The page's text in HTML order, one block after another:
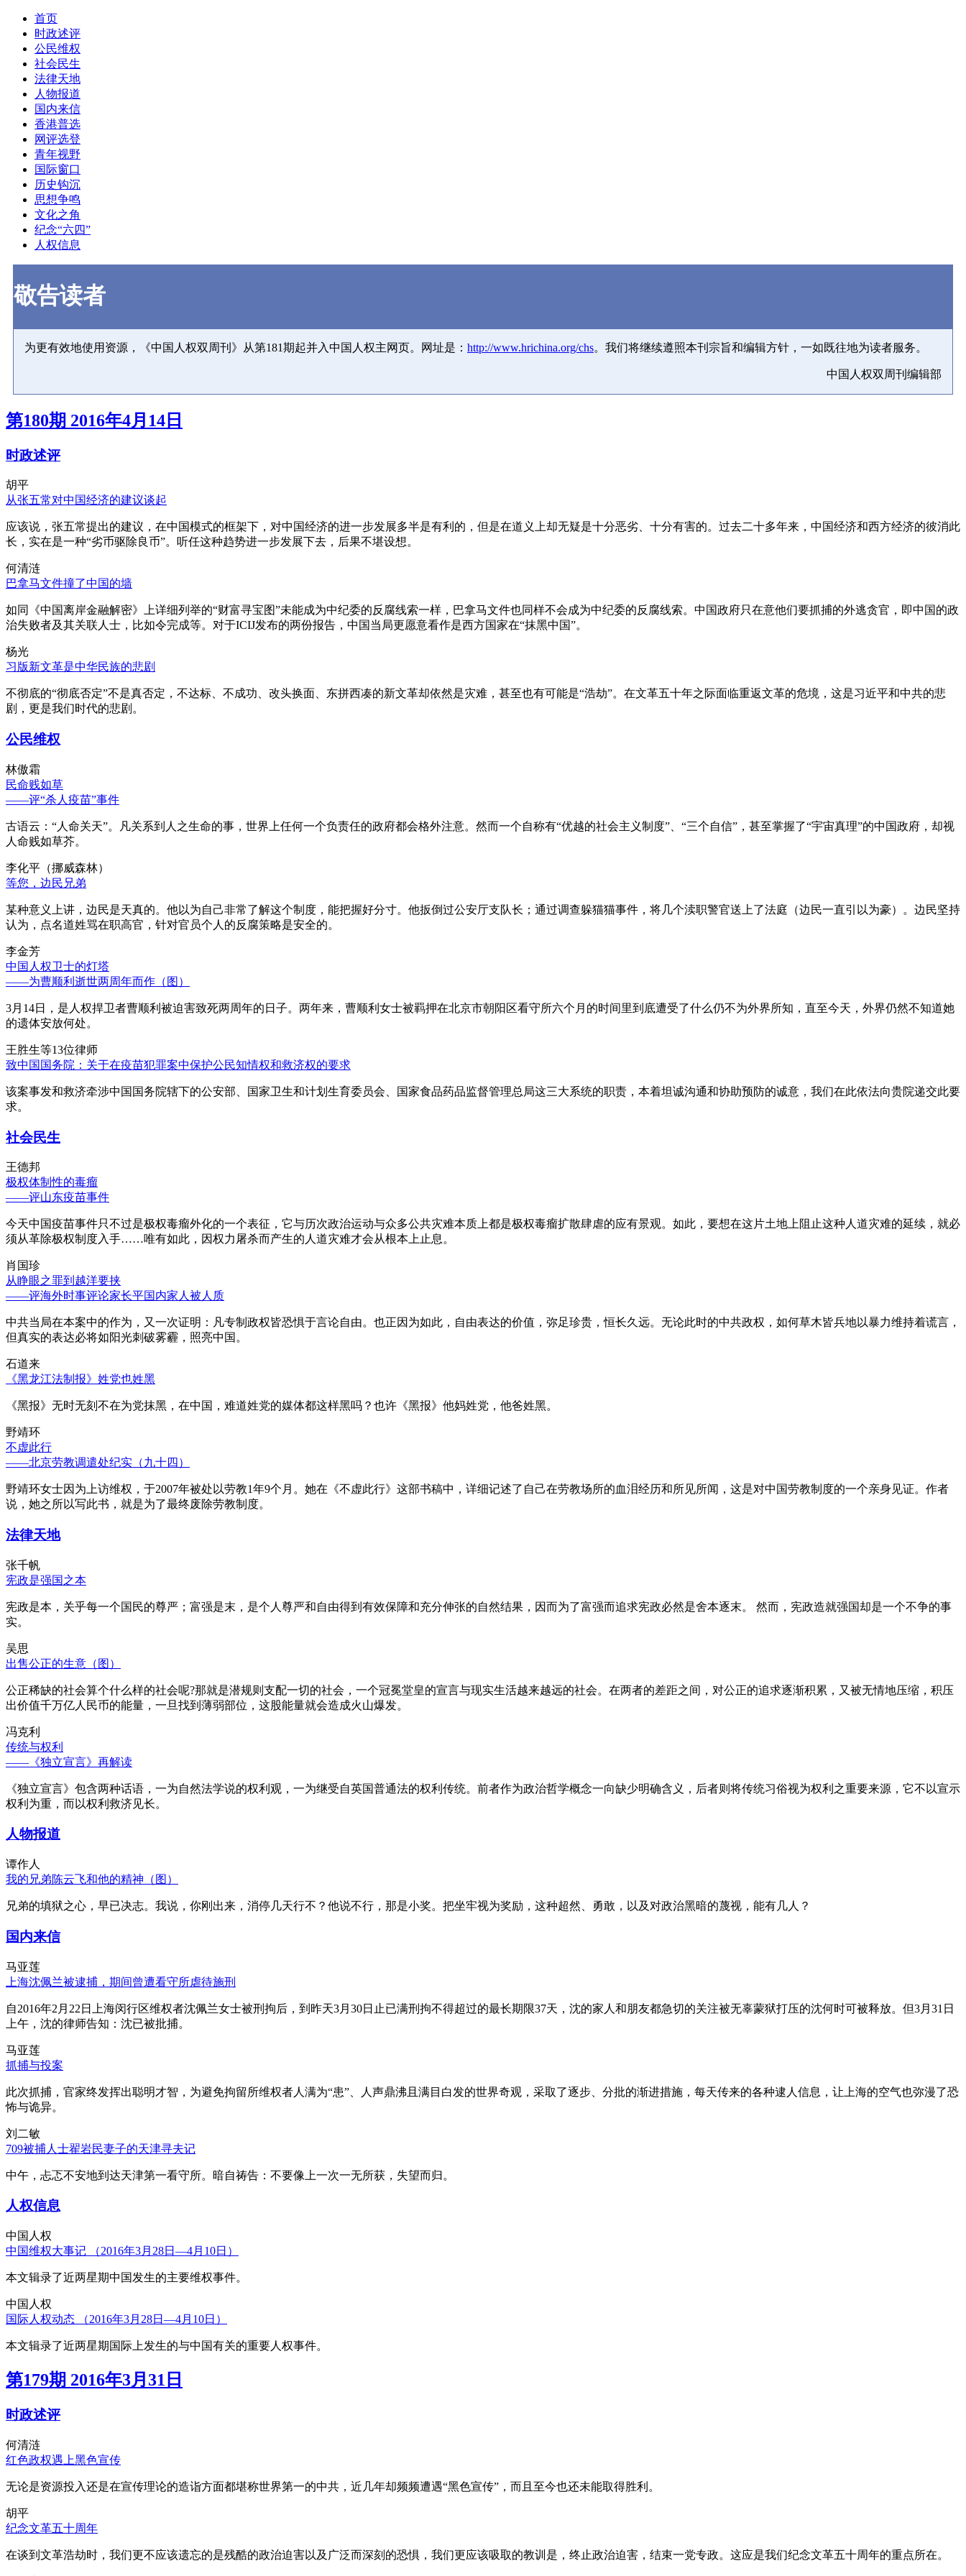
首页
时政述评
公民维权
社会民生
法律天地
人物报道
国内来信
香港普选
网评选登
青年视野
国际窗口
历史钩沉
思想争鸣
文化之角
纪念“六四”
人权信息
敬告读者
为更有效地使用资源，《中国人权双周刊》从第181期起并入中国人权主网页。网址是： http://www.hrichina.org/chs。我们将继续遵照本刊宗旨和编辑方针，一如既往地为读者服务。
中国人权双周刊编辑部
第180期 2016年4月14日
时政述评
胡平
从张五常对中国经济的建议谈起
应该说，张五常提出的建议，在中国模式的框架下，对中国经济的进一步发展多半是有利的，但是在道义上却无疑是十分恶劣、十分有害的。过去二十多年来，中国经济和西方经济的彼消此
长，实在是一种“劣币驱除良币”。听任这种趋势进一步发展下去，后果不堪设想。
何清涟
巴拿马文件撞了中国的墙
如同《中国离岸金融解密》上详细列举的“财富寻宝图”未能成为中纪委的反腐线索一样，巴拿马文件也同样不会成为中纪委的反腐线索。中国政府只在意他们要抓捕的外逃贪官，即中国的政
治失败者及其关联人士，比如令完成等。对于ICIJ发布的两份报告，中国当局更愿意看作是西方国家在“抹黑中国”。
杨光
习版新文革是中华民族的悲剧
不彻底的“彻底否定”不是真否定，不达标、不成功、改头换面、东拼西凑的新文革却依然是灾难，甚至也有可能是“浩劫”。在文革五十年之际面临重返文革的危境，这是习近平和中共的悲
剧，更是我们时代的悲剧。
公民维权
林傲霜
民命贱如草
——评“杀人疫苗”事件
古语云：“人命关天”。凡关系到人之生命的事，世界上任何一个负责任的政府都会格外注意。然而一个自称有“优越的社会主义制度”、“三个自信”，甚至掌握了“宇宙真理”的中国政府，却视
人命贱如草芥。
李化平（挪威森林）
等您，边民兄弟
某种意义上讲，边民是天真的。他以为自己非常了解这个制度，能把握好分寸。他扳倒过公安厅支队长；通过调查躲猫猫事件，将几个渎职警官送上了法庭（边民一直引以为豪）。边民坚持
认为，点名道姓骂在职高官，针对官员个人的反腐策略是安全的。
李金芳
中国人权卫士的灯塔
——为曹顺利逝世两周年而作（图）
3月14日，是人权捍卫者曹顺利被迫害致死两周年的日子。两年来，曹顺利女士被羁押在北京市朝阳区看守所六个月的时间里到底遭受了什么仍不为外界所知，直至今天，外界仍然不知道她
的遗体安放何处。
王胜生等13位律师
致中国国务院：关于在疫苗犯罪案中保护公民知情权和救济权的要求
该案事发和救济牵涉中国国务院辖下的公安部、国家卫生和计划生育委员会、国家食品药品监督管理总局这三大系统的职责，本着坦诚沟通和协助预防的诚意，我们在此依法向贵院递交此要
求。
社会民生
王德邦
极权体制性的毒瘤
——评山东疫苗事件
今天中国疫苗事件只不过是极权毒瘤外化的一个表征，它与历次政治运动与众多公共灾难本质上都是极权毒瘤扩散肆虐的应有景观。如此，要想在这片土地上阻止这种人道灾难的延续，就必
须从革除极权制度入手……唯有如此，因权力屠杀而产生的人道灾难才会从根本上止息。
肖国珍
从睁眼之罪到越洋要挟
——评海外时事评论家长平国内家人被人质
中共当局在本案中的作为，又一次证明：凡专制政权皆恐惧于言论自由。也正因为如此，自由表达的价值，弥足珍贵，恒长久远。无论此时的中共政权，如何草木皆兵地以暴力维持着谎言，
但真实的表达必将如阳光刺破雾霾，照亮中国。
石道来
《黑龙江法制报》姓党也姓黑
《黑报》无时无刻不在为党抹黑，在中国，难道姓党的媒体都这样黑吗？也许《黑报》他妈姓党，他爸姓黑。
野靖环
不虚此行
——北京劳教调遣处纪实（九十四）
野靖环女士因为上访维权，于2007年被处以劳教1年9个月。她在《不虚此行》这部书稿中，详细记述了自己在劳教场所的血泪经历和所见所闻，这是对中国劳教制度的一个亲身见证。作者
说，她之所以写此书，就是为了最终废除劳教制度。
法律天地
张千帆
宪政是强国之本
宪政是本，关乎每一个国民的尊严；富强是末，是个人尊严和自由得到有效保障和充分伸张的自然结果，因而为了富强而追求宪政必然是舍本逐末。 然而，宪政造就强国却是一个不争的事
实。
吴思
出售公正的生意（图）
公正稀缺的社会算个什么样的社会呢?那就是潜规则支配一切的社会，一个冠冕堂皇的宣言与现实生活越来越远的社会。在两者的差距之间，对公正的追求逐渐积累，又被无情地压缩，积压
出价值千万亿人民币的能量，一旦找到薄弱部位，这股能量就会造成火山爆发。
冯克利
传统与权利
——《独立宣言》再解读
《独立宣言》包含两种话语，一为自然法学说的权利观，一为继受自英国普通法的权利传统。前者作为政治哲学概念一向缺少明确含义，后者则将传统习俗视为权利之重要来源，它不以宣示
权利为重，而以权利救济见长。
人物报道
谭作人
我的兄弟陈云飞和他的精神（图）
兄弟的填狱之心，早已决志。我说，你刚出来，消停几天行不？他说不行，那是小奖。把坐牢视为奖励，这种超然、勇敢，以及对政治黑暗的蔑视，能有几人？
国内来信
马亚莲
上海沈佩兰被逮捕，期间曾遭看守所虐待施刑
自2016年2月22日上海闵行区维权者沈佩兰女士被刑拘后，到昨天3月30日止已满刑拘不得超过的最长期限37天，沈的家人和朋友都急切的关注被无辜蒙狱打压的沈何时可被释放。但3月31日
上午，沈的律师告知：沈已被批捕。
马亚莲
抓捕与投案
此次抓捕，官家终发挥出聪明才智，为避免拘留所维权者人满为“患”、人声鼎沸且满目白发的世界奇观，采取了逐步、分批的渐进措施，每天传来的各种逮人信息，让上海的空气也弥漫了恐
怖与诡异。
刘二敏
709被捕人士翟岩民妻子的天津寻夫记
中午，忐忑不安地到达天津第一看守所。暗自祷告：不要像上一次一无所获，失望而归。
人权信息
中国人权
中国维权大事记 （2016年3月28日—4月10日）
本文辑录了近两星期中国发生的主要维权事件。
中国人权
国际人权动态 （2016年3月28日—4月10日）
本文辑录了近两星期国际上发生的与中国有关的重要人权事件。
第179期 2016年3月31日
时政述评
何清涟
红色政权遇上黑色宣传
无论是资源投入还是在宣传理论的造诣方面都堪称世界第一的中共，近几年却频频遭遇“黑色宣传”，而且至今也还未能取得胜利。
胡平
纪念文革五十周年
在谈到文革浩劫时，我们更不应该遗忘的是残酷的政治迫害以及广泛而深刻的恐惧，我们更应该吸取的教训是，终止政治迫害，结束一党专政。这应是我们纪念文革五十周年的重点所在。